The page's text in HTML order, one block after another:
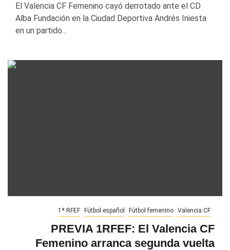
El Valencia CF Femenino cayó derrotado ante el CD
Alba Fundación en la Ciudad Deportiva Andrés Iniesta
en un partido...
1ª RFEF Fútbol español Fútbol femenino Valencia CF
PREVIA 1RFEF: El Valencia CF
Femenino arranca segunda vuelta